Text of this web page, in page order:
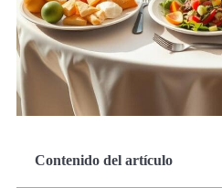
Contenido del artículo